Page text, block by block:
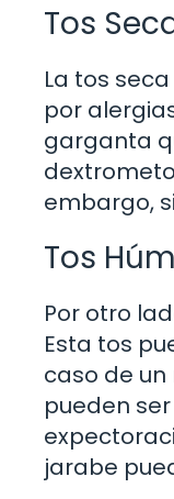
Tos
La tos
por
garganta
embargo,
Tos
Por otro
Esta tos
caso de
pueden
jarabe